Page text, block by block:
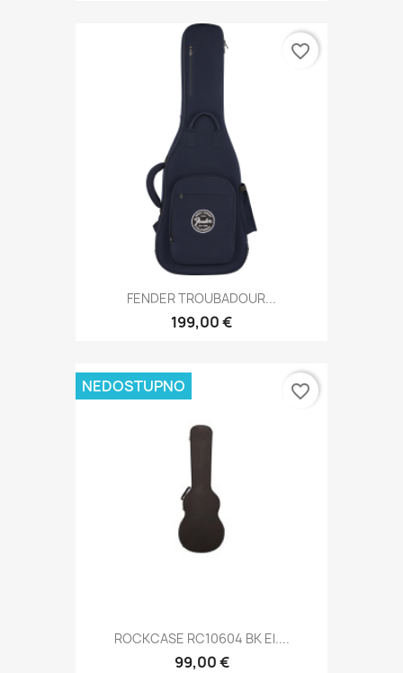
FENDER TROUBADOUR...
199,00 €
favorite_border
ROCKCASE RC10604 BK El....
99,00 €
NEDOSTUPNO favorite_border